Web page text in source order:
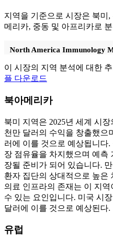
지역을 기준으로 시장은 북미
메리카, 중동 및 아프리카로
North America Immunology
이 시장의 지역 분석에 대한
플 다운로드
북아메리카
북미 지역은 2025년 세계 시
천만 달러의 수익을 창출했으
러에 이를 것으로 예상됩니다.
장 점유율을 차지했으며 예측
장될 준비가 되어 있습니다.
환자 집단의 상대적으로 높은
의료 인프라의 존재는 이 지
수 있는 요인입니다. 미국 시
달러에 이를 것으로 예상된다.
유럽